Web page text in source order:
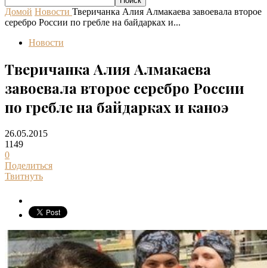
Домой Новости Тверичанка Алия Алмакаева завоевала второе
серебро России по гребле на байдарках и...
Новости
Тверичанка Алия Алмакаева
завоевала второе серебро России
по гребле на байдарках и каноэ
26.05.2015
1149
0
Поделиться
Твитнуть